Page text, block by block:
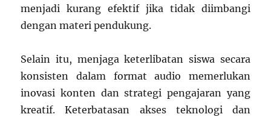
menjadi kurang efektif jika tidak diimbangi
dengan materi pendukung.
Selain itu, menjaga keterlibatan siswa secara
konsisten dalam format audio memerlukan
inovasi konten dan strategi pengajaran yang
kreatif. Keterbatasan akses teknologi dan